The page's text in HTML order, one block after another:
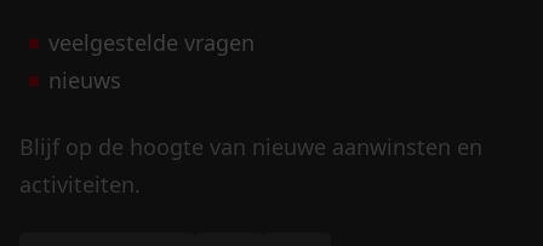
veelgestelde vragen
nieuws
Blijf op de hoogte van nieuwe aanwinsten en
activiteiten.